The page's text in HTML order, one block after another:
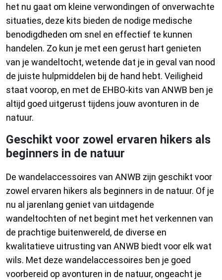
het nu gaat om kleine verwondingen of onverwachte
situaties, deze kits bieden de nodige medische
benodigdheden om snel en effectief te kunnen
handelen. Zo kun je met een gerust hart genieten
van je wandeltocht, wetende dat je in geval van nood
de juiste hulpmiddelen bij de hand hebt. Veiligheid
staat voorop, en met de EHBO-kits van ANWB ben je
altijd goed uitgerust tijdens jouw avonturen in de
natuur.
Geschikt voor zowel ervaren hikers als
beginners in de natuur
De wandelaccessoires van ANWB zijn geschikt voor
zowel ervaren hikers als beginners in de natuur. Of je
nu al jarenlang geniet van uitdagende
wandeltochten of net begint met het verkennen van
de prachtige buitenwereld, de diverse en
kwalitatieve uitrusting van ANWB biedt voor elk wat
wils. Met deze wandelaccessoires ben je goed
voorbereid op avonturen in de natuur, ongeacht je